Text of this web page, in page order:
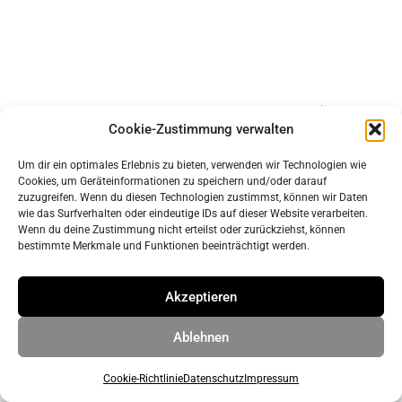
Cookie-Zustimmung verwalten
Um dir ein optimales Erlebnis zu bieten, verwenden wir Technologien wie
Cookies, um Geräteinformationen zu speichern und/oder darauf
zuzugreifen. Wenn du diesen Technologien zustimmst, können wir Daten
wie das Surfverhalten oder eindeutige IDs auf dieser Website verarbeiten.
Wenn du deine Zustimmung nicht erteilst oder zurückziehst, können
bestimmte Merkmale und Funktionen beeinträchtigt werden.
Akzeptieren
Ablehnen
Cookie-RichtlinieDatenschutz Impressum
Impressum
Datenschutz
© 2026 ahrens & grabenhorst architekten stadtplaner Part
GmbB• Erstellt mitGeneratePress